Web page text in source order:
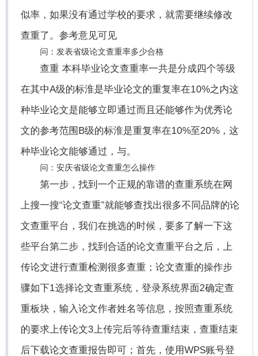
似率，如果没有通过学校的要求，就需要继续修改
查重了。参考意见可见
问：发表省级论文查重率多少合格
查重 本科毕业论文查重率一共是分成四个等级
在其中A级的标淮是毕业论文的重复率在10%之内这
种毕业论文是能够立即通过而且还能够作为优秀论
文的参考范围B级的标淮是重复率在10%至20%，这
种毕业论文能够通过，与。
问：安庆省级论文查重怎么操作
第一步，找到一个正规的靠谱的查重系统在网
上搜一搜“论文查重”就能够查找出很多不同品牌的论
文查重平台，我们在挑选的时候，要多了解一下这
些平台第二步，找到合适的论文查重平台之后，上
传论文进行查重检测很多查重；论文查重的操作步
骤如下1选择论文查重系统，登录系统界面2确定查
重板块，输入论文作者姓名等信息，按照查重系统
的要求上传论文3上传完后等待查重结束，查重结束
后下载论文查重报告即可；首先，使用WPS账号登